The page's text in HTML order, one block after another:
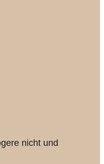
nicht und